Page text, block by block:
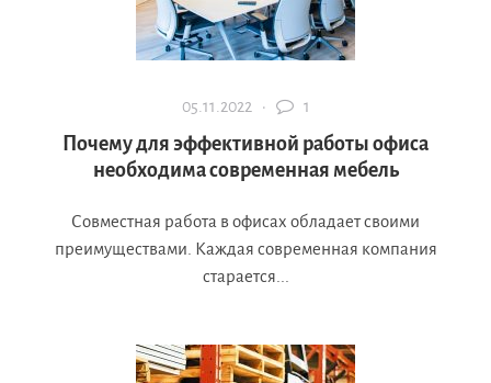
05.11.2022 · 1
Почему для эффективной работы офиса
необходима современная мебель
Совместная работа в офисах обладает своими
преимуществами. Каждая современная компания
старается...